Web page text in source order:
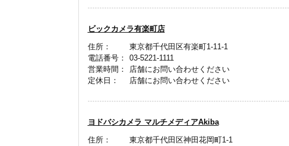
ビックカメラ有楽町店
住所：
東京都千代田区有楽町1-11-1
電話番号：
03-5221-1111
営業時間：
店舗にお問い合わせください
定休日：
店舗にお問い合わせください
ヨドバシカメラ マルチメディアAkiba
住所：
東京都千代田区神田花岡町1-1